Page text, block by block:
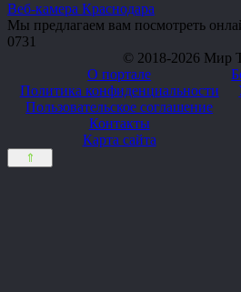
Веб-камера Краснодара
Мы предлагаем вам посмотреть
0731
© 2018-2026 Мир
О портале
Политика конфиденциальности
Пользовательское соглашение
Контакты
Карта сайта